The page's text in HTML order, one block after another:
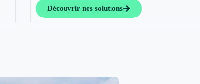
Découvrir nos solutions